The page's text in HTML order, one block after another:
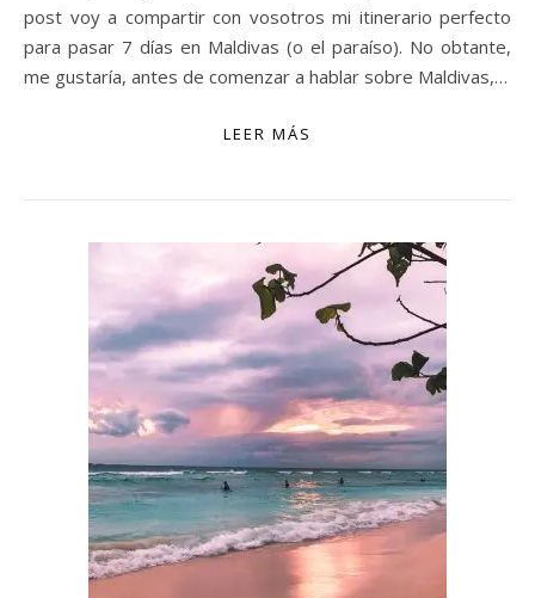
post voy a compartir con vosotros mi itinerario perfecto
para pasar 7 días en Maldivas (o el paraíso). No obtante,
me gustaría, antes de comenzar a hablar sobre Maldivas,…
LEER MÁS